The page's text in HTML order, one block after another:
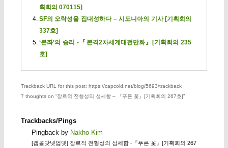
획회의 070115]
SF의 오락성을 집대성하다 – 시도니아의 기사 [기획회의
337호]
‘본좌’의 승리 -『본격2차세계대전만화』[기획회의 235
호]
Trackback URL for this post: https://capcold.net/blog/5693/trackback
7 thoughts on “장르적 전형성의 섬세함 – 『푸른 꽃』[기획회의 267호]”
Trackbacks/Pings
Pingback by Nakho Kim
[캡콜닷넷업뎃] 장르적 전형성의 섬세함 -『푸른 꽃』[기획회의 267